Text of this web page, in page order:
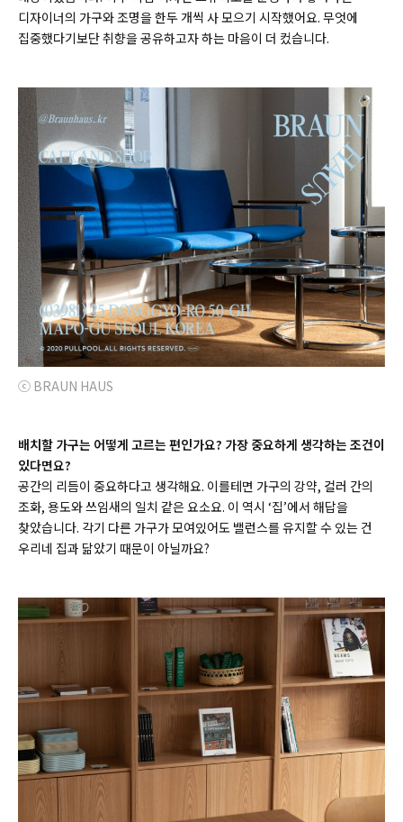
디자이너의 가구와 조명을 한두 개씩 사 모으기 시작했어요. 무엇에
집중했다기보단 취향을 공유하고자 하는 마음이 더 컸습니다.
ⓒ BRAUN HAUS
배치할 가구는 어떻게 고르는 편인가요? 가장 중요하게 생각하는 조건이
있다면요?
공간의 리듬이 중요하다고 생각해요. 이를테면 가구의 강약, 컬러 간의
조화, 용도와 쓰임새의 일치 같은 요소요. 이 역시 ‘집’에서 해답을
찾았습니다. 각기 다른 가구가 모여있어도 밸런스를 유지할 수 있는 건
우리네 집과 닮았기 때문이 아닐까요?